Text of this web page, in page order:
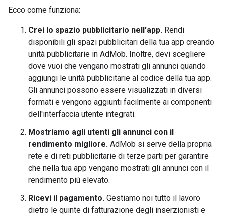
Ecco come funziona:
Crei lo spazio pubblicitario nell'app. Rendi
disponibili gli spazi pubblicitari della tua app creando
unità pubblicitarie in AdMob. Inoltre, devi scegliere
dove vuoi che vengano mostrati gli annunci quando
aggiungi le unità pubblicitarie al codice della tua app.
Gli annunci possono essere visualizzati in diversi
formati e vengono aggiunti facilmente ai componenti
dell'interfaccia utente integrati.
Mostriamo agli utenti gli annunci con il
rendimento migliore. AdMob si serve della propria
rete e di reti pubblicitarie di terze parti per garantire
che nella tua app vengano mostrati gli annunci con il
rendimento più elevato.
Ricevi il pagamento. Gestiamo noi tutto il lavoro
dietro le quinte di fatturazione degli inserzionisti e